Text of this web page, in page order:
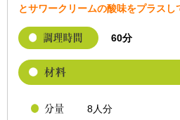
とサワークリームの酸味をプラスし
60分
8人分